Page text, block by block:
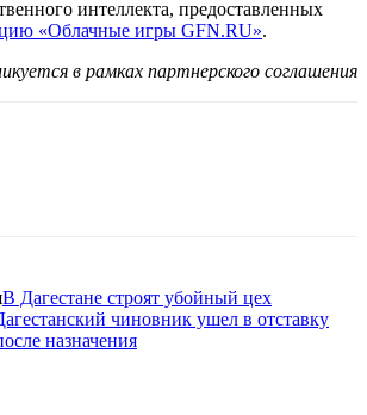
интеллекта, предоставленных
«Облачные игры GFN.RU».
в рамках партнерского соглашения
В Дагестане строят убойный цех
чиновник ушел в отставку
назначения